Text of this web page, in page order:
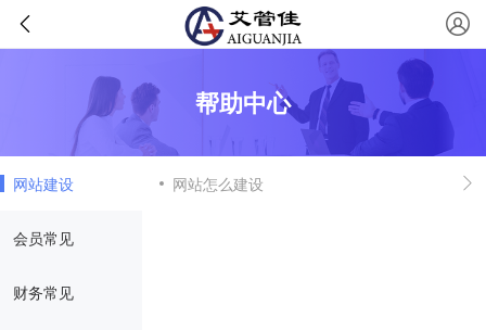
帮助中心
网站建设
会员常见
财务常见
网站怎么建设